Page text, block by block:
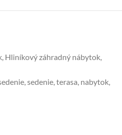
, Hliníkový záhradný nábytok,
,sedenie,terasa, nabytok,